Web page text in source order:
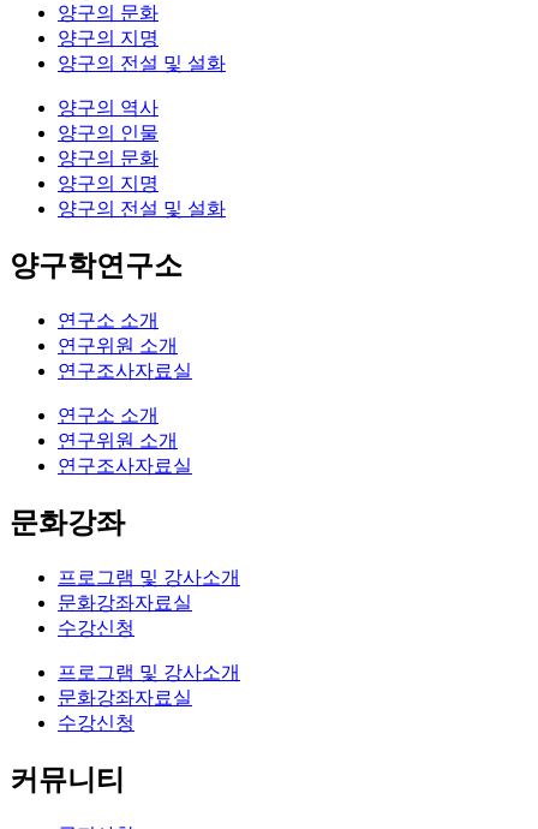
양구의 문화
양구의 지명
양구의 전설 및 설화
양구의 역사
양구의 인물
양구의 문화
양구의 지명
양구의 전설 및 설화
양구학연구소
연구소 소개
연구위원 소개
연구조사자료실
연구소 소개
연구위원 소개
연구조사자료실
문화강좌
프로그램 및 강사소개
문화강좌자료실
수강신청
프로그램 및 강사소개
문화강좌자료실
수강신청
커뮤니티